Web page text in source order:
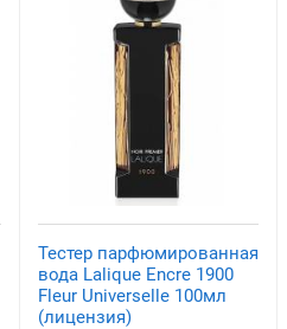
Тестер парфюмированная
вода Lalique Encre 1900
Fleur Universelle 100мл
(лицензия)